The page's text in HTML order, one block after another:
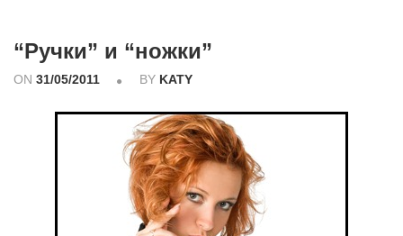
“Ручки” и “ножки”
ON 31/05/2011 BY KATY